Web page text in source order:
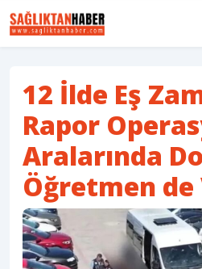
12 İlde Eş
Rapor
Aralarında
Öğretmen de